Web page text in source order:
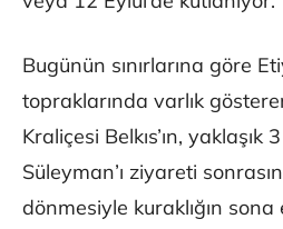
Bugünün sınırlarına göre
topraklarında varlık
Kraliçesi Belkıs’ın,
Süleyman’ı ziyareti
dönmesiyle kuraklığın